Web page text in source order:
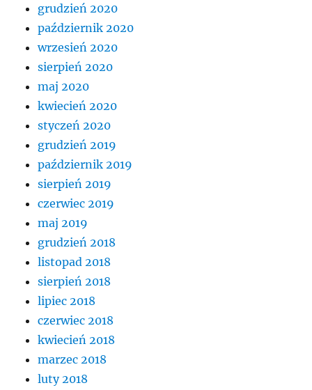
grudzień 2020
październik 2020
wrzesień 2020
sierpień 2020
maj 2020
kwiecień 2020
styczeń 2020
grudzień 2019
październik 2019
sierpień 2019
czerwiec 2019
maj 2019
grudzień 2018
listopad 2018
sierpień 2018
lipiec 2018
czerwiec 2018
kwiecień 2018
marzec 2018
luty 2018